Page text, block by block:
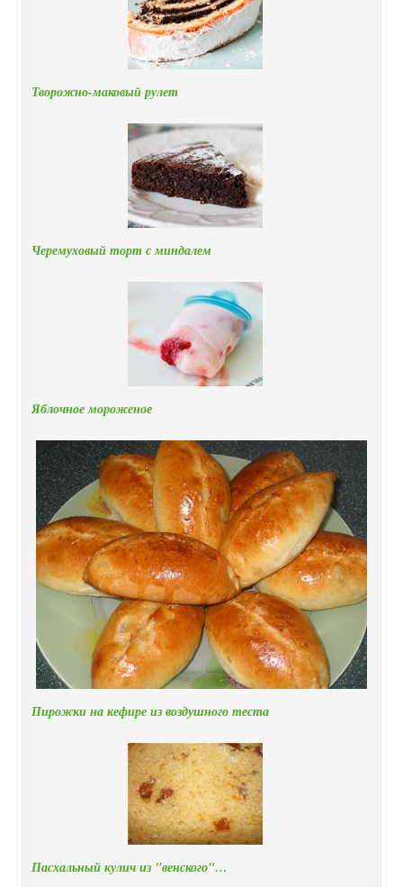
Творожно-маковый рулет
Черемуховый торт с миндалем
Яблочное мороженое
Пирожки на кефире из воздушного теста
Пасхальный кулич из "венского"…